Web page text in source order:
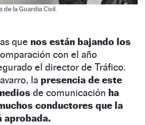
la Guardia Civil.
que nos están bajando los
con el año
el director de Tráfico.
la presencia de este
de comunicación ha
conductores que la
aprobada.